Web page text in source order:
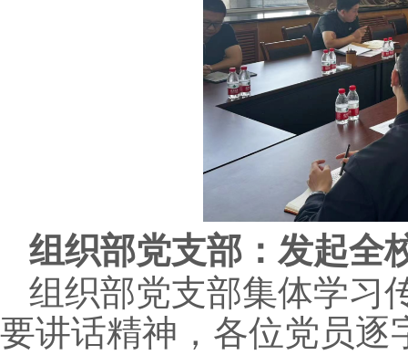
组织部党支部：发起全
组织部党支部集体学习
要讲话精神，各位党员逐